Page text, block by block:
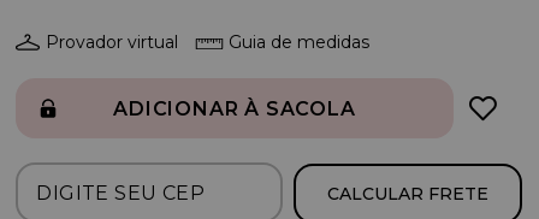
Provador virtual Guia de medidas
ADICIONAR À SACOLA
CALCULAR FRETE